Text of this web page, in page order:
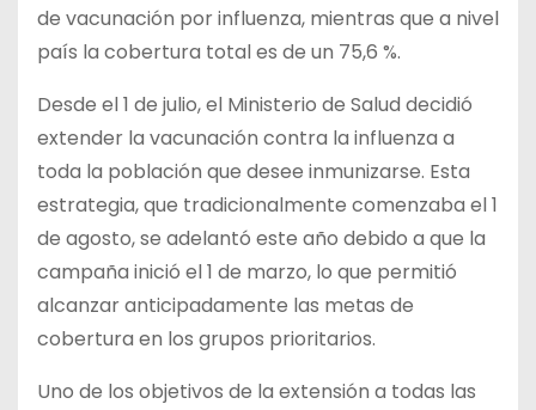
de vacunación por influenza, mientras que a nivel
país la cobertura total es de un 75,6 %.
Desde el 1 de julio, el Ministerio de Salud decidió
extender la vacunación contra la influenza a
toda la población que desee inmunizarse. Esta
estrategia, que tradicionalmente comenzaba el 1
de agosto, se adelantó este año debido a que la
campaña inició el 1 de marzo, lo que permitió
alcanzar anticipadamente las metas de
cobertura en los grupos prioritarios.
Uno de los objetivos de la extensión a todas las